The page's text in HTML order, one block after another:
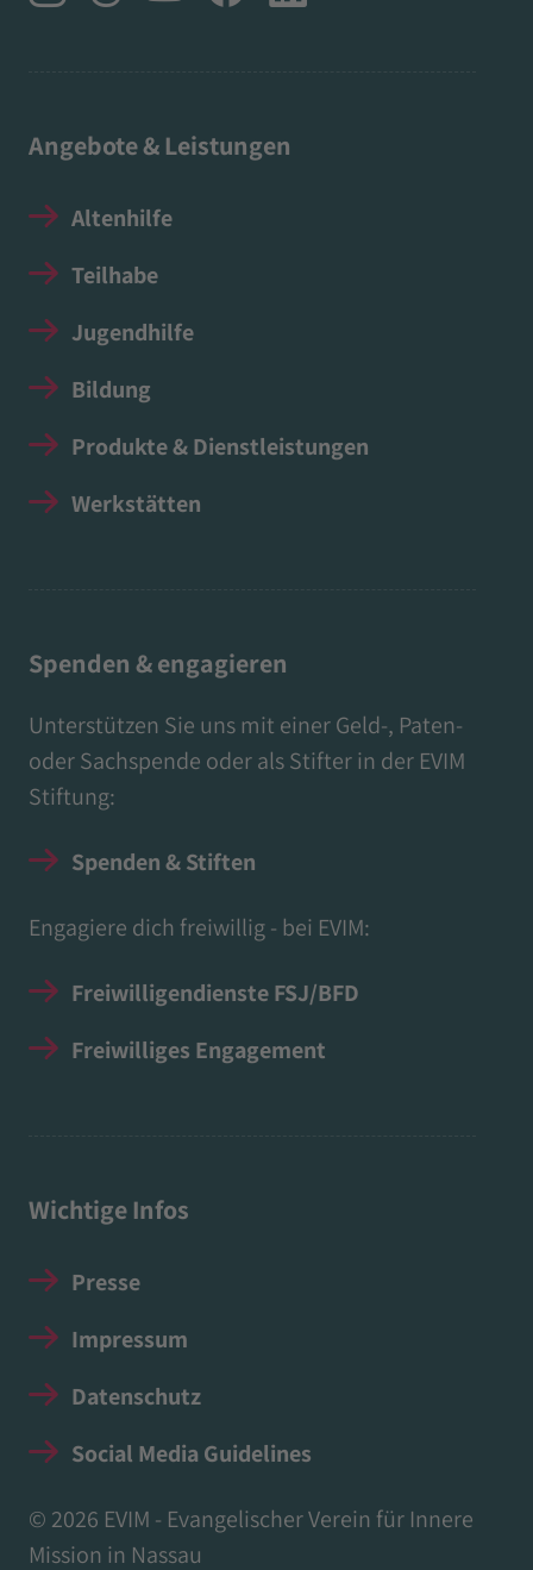
Angebote & Leistungen
Altenhilfe
Teilhabe
Jugendhilfe
Bildung
Produkte & Dienstleistungen
Werkstätten
Spenden & engagieren
Unterstützen Sie uns mit einer Geld-, Paten-
oder Sachspende oder als Stifter in der EVIM
Stiftung:
Spenden & Stiften
Engagiere dich freiwillig - bei EVIM:
Freiwilligendienste FSJ/BFD
Freiwilliges Engagement
Wichtige Infos
Presse
Impressum
Datenschutz
Social Media Guidelines
© 2026 EVIM - Evangelischer Verein für Innere
Mission in Nassau